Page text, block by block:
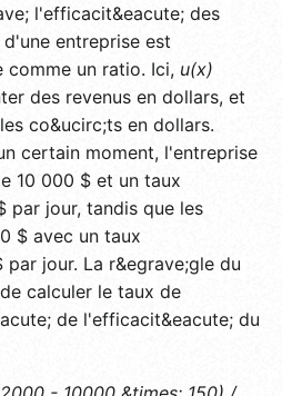
l'efficacit&eacute; des
entreprise est
comme un ratio. Ici, u(x)
des revenus en dollars, et
co&ucirc;ts en dollars.
certain moment, l'entreprise
10 000 $ et un taux
par jour, tandis que les
$ avec un taux
jour. La r&egrave;gle du
calculer le taux de
de l'efficacit&eacute; du